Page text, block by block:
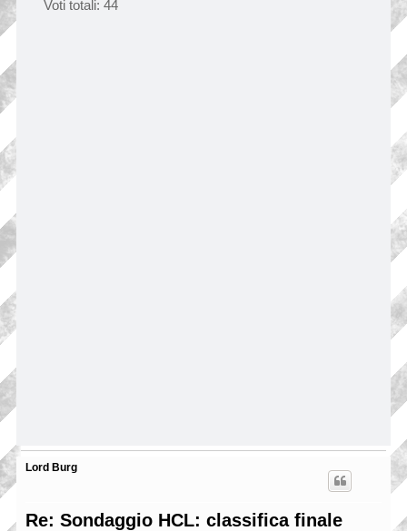
Voti totali: 44
Lord Burg
Re: Sondaggio HCL: classifica finale